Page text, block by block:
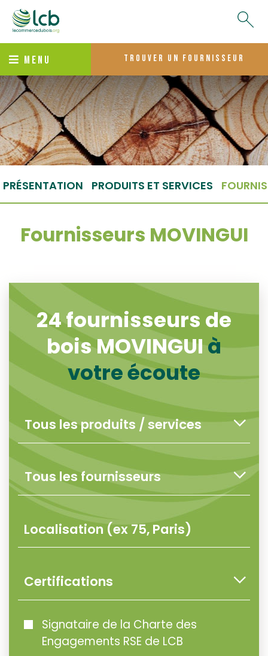
MENU trouver un fournisseur
PRÉSENTATION PRODUITS ET SERVICES
Fournisseurs MOVINGUI
24fournisseurs de
bois MOVINGUIà
votre écoute
Certifications
Signataire de la Charte des
Engagements RSE de LCB